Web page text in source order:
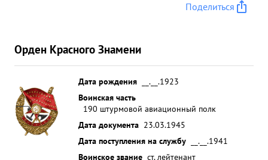
Поделиться
Орден Красного Знамени
Дата рождения
__.__.1923
Воинская часть
190 штурмовой авиационный полк
Дата документа 23.03.1945
Дата поступления на службу
__.__.1941
Воинское звание ст. лейтенант